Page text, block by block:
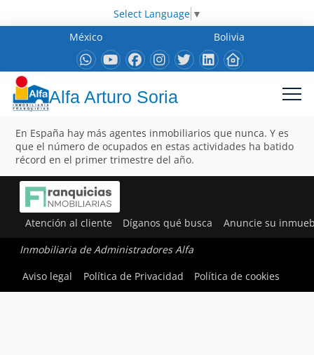
Select Language ▼
México
Bolivia
Alfa Arturo Soria
En España hay más agentes inmobiliarios que nunca. Y es
que el número de ocupados en estas actividades ha batido
récord en el primer trimestre del año.
Atención al cliente Díganos qué busca Anuncie su
Inmobiliaria de Administradores Alfa
Aviso legal
Política de Privacidad Política de cookies